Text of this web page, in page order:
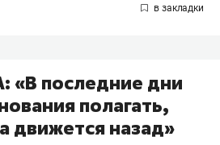
«В последние дни
полагать,
движется назад»